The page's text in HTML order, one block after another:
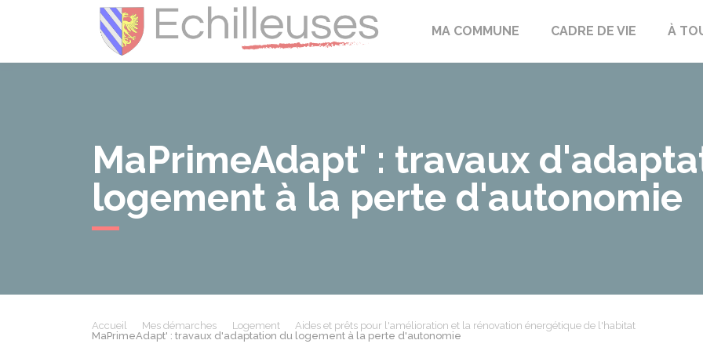
ÉchilleusesMA COMMUNE CADRE DE VIE À
MaPrimeAdapt' : travaux
logement à la perte d'autonomie
Accueil Mes démarches Logement
Aides et prêts pour l'amélioration et la rénovation énergétique de l'habitat
MaPrimeAdapt' : travaux d'adaptation du logement à la perte d'autonomie